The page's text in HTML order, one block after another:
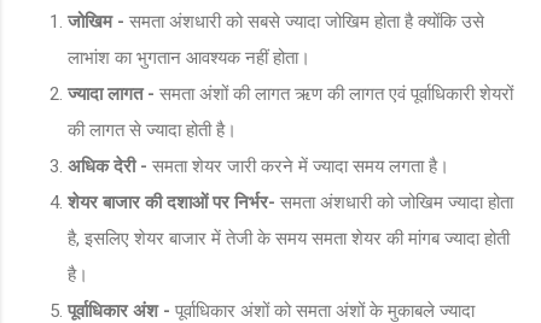
जोखिम - समता अंशधारी को सबसे ज्यादा जोखिम होता है क्योंकि उसे
लाभांश का भुगतान आवश्यक नहीं होता।
ज्यादा लागत - समता अंशों की लागत ऋण की लागत एवं पूर्वाधिकारी शेयरों
की लागत से ज्यादा होती है।
अधिक देरी - समता शेयर जारी करने में ज्यादा समय लगता है।
शेयर बाजार की दशाओं पर निर्भर- समता अंशधारी को जोखिम ज्यादा होता
है, इसलिए शेयर बाजार में तेजी के समय समता शेयर की मांगब ज्यादा होती
है।
पूर्वाधिकार अंश - पूर्वाधिकार अंशों को समता अंशों के मुकाबले ज्यादा